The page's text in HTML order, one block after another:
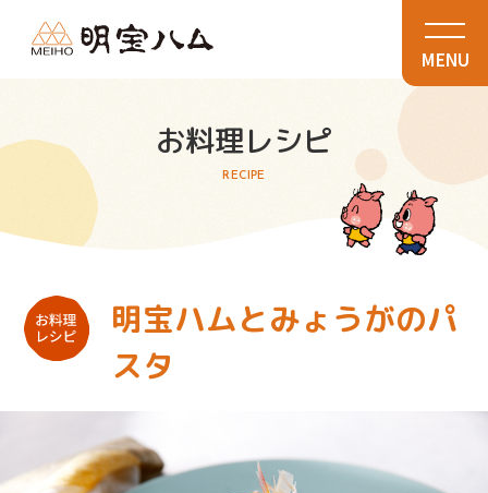
お料理レシピ
RECIPE
明宝ハムとみょうがのパ
スタ
MENU